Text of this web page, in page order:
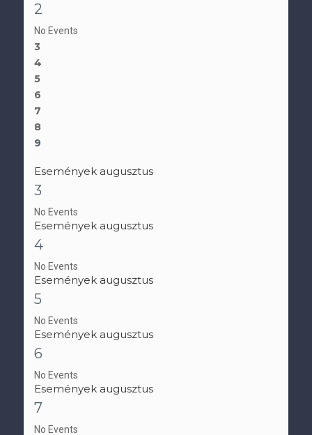
2
No Events
3
4
5
6
7
8
9
Események augusztus
3
No Events
Események augusztus
4
No Events
Események augusztus
5
No Events
Események augusztus
6
No Events
Események augusztus
7
No Events